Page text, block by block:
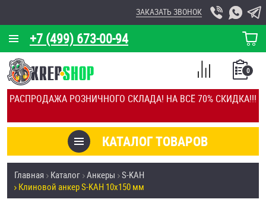
РАСПРОДАЖА РОЗНИЧНОГО СКЛАДА! НА ВСЁ 70% СКИДКА!!!
+7 (499) 673-00-94
ЗАКАЗАТЬ ЗВОНОК
КОРЗИНА
О КОМПАНИИ
КАЛЬКУЛЯТОР
ОТЗЫВЫ
УСЛУГИ
СКИДКИ
КАТАЛОГ ТОВАРОВ
0
СПИСОК
СРАВНЕНИЕ
Товары со скидкой
Анкеры
Главная Каталог Анкеры S-KAH
Клиновой анкер S-KAH 10х150 мм